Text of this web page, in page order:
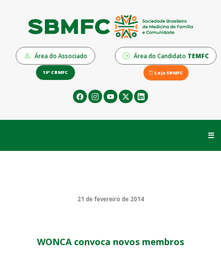
Área do Associado Área do Candidato TEMFC
19º CBMFC Loja SBMFC
☰
21 de fevereiro de 2014
WONCA convoca novos membros